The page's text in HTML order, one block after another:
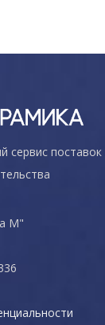
сервис поставок
М"